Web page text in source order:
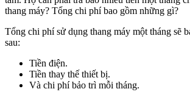
thang máy? Tổng chi phí bao gồm những gì?
Tổng chi phí sử dụng thang máy một tháng sẽ
sau:
Tiền điện.
Tiền thay thế thiết bị.
Và chi phí bảo trì mỗi tháng.